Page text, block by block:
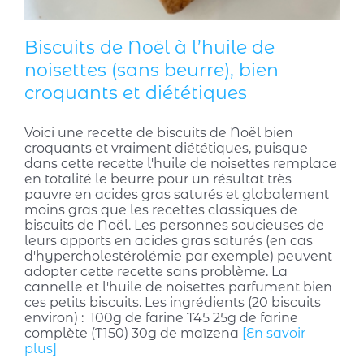
Biscuits de Noël à l’huile de
noisettes (sans beurre), bien
croquants et diététiques
Voici une recette de biscuits de Noël bien
croquants et vraiment diététiques, puisque
dans cette recette l'huile de noisettes remplace
en totalité le beurre pour un résultat très
pauvre en acides gras saturés et globalement
moins gras que les recettes classiques de
biscuits de Noël. Les personnes soucieuses de
leurs apports en acides gras saturés (en cas
d'hypercholestérolémie par exemple) peuvent
adopter cette recette sans problème. La
cannelle et l'huile de noisettes parfument bien
ces petits biscuits. Les ingrédients (20 biscuits
environ) : 100g de farine T45 25g de farine
complète (T150) 30g de maïzena [En savoir
plus]